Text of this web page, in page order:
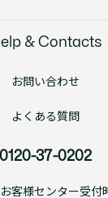
& Contacts
お問い合わせ
よくある質問
0120-37-0202
客様センター受付